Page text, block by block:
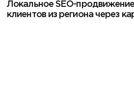
Локальное SEO-
клиентов из региона через